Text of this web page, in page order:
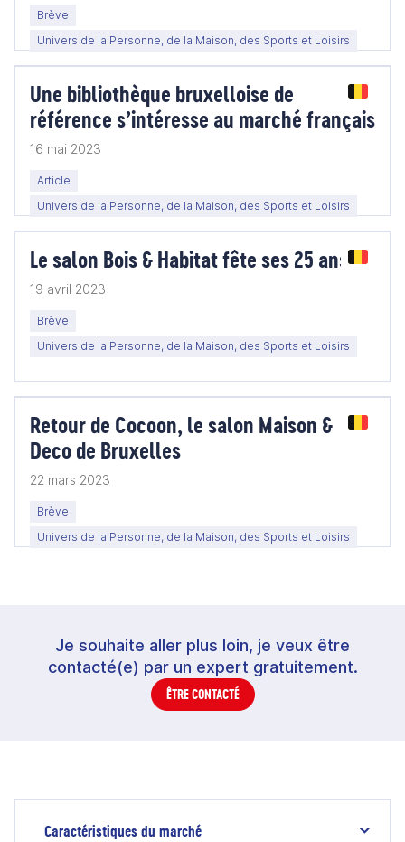
Brève
Univers de la Personne, de la Maison, des Sports et Loisirs
Une bibliothèque bruxelloise de
référence s’intéresse au marché français
16 mai 2023
Article
Univers de la Personne, de la Maison, des Sports et Loisirs
Le salon Bois & Habitat fête ses 25 ans
19 avril 2023
Brève
Univers de la Personne, de la Maison, des Sports et Loisirs
Retour de Cocoon, le salon Maison &
Deco de Bruxelles
22 mars 2023
Brève
Univers de la Personne, de la Maison, des Sports et Loisirs
Je souhaite aller plus loin, je veux être
contacté(e) par un expert gratuitement.
ÊTRE CONTACTÉ
Caractéristiques du marché